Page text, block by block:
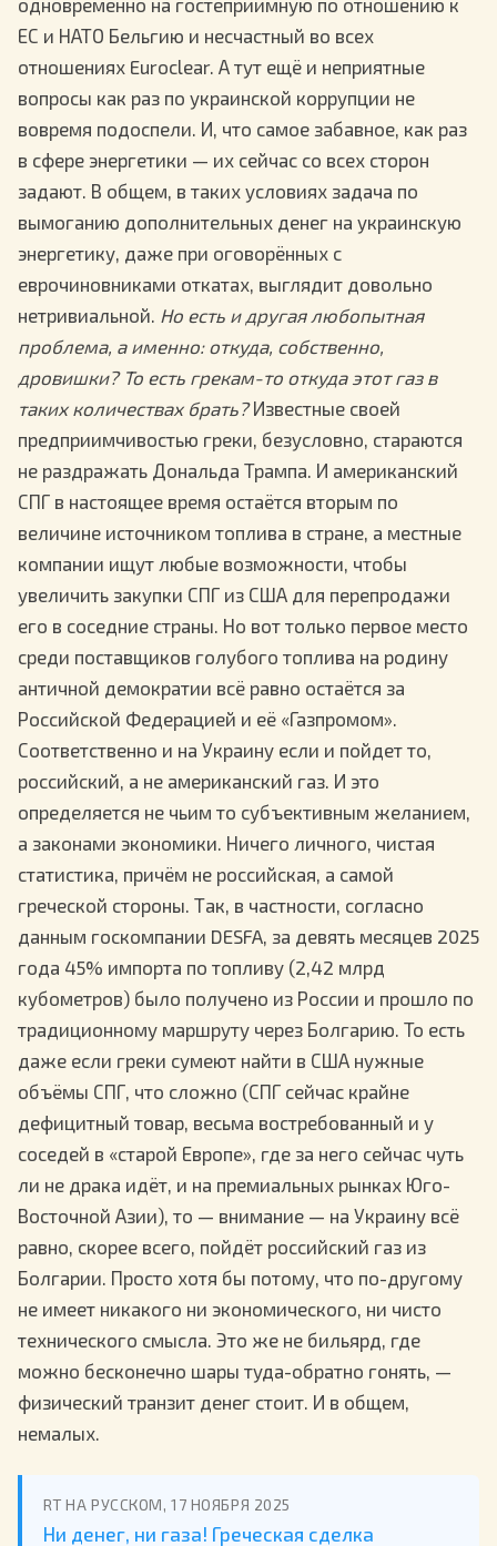
ЕС и НАТО Бельгию и несчастный во всех
отношениях Euroclear. А тут ещё и неприятные
вопросы как раз по украинской коррупции не
вовремя подоспели. И, что самое забавное, как раз
в сфере энергетики — их сейчас со всех сторон
задают. В общем, в таких условиях задача по
вымоганию дополнительных денег на украинскую
энергетику, даже при оговорённых с
еврочиновниками откатах, выглядит довольно
нетривиальной. Но есть и другая любопытная
проблема, а именно: откуда, собственно,
дровишки? То есть грекам-то откуда этот газ в
таких количествах брать?Известные своей
предприимчивостью греки, безусловно, стараются
не раздражать Дональда Трампа. И американский
СПГ в настоящее время остаётся вторым по
величине источником топлива в стране, а местные
компании ищут любые возможности, чтобы
увеличить закупки СПГ из США для перепродажи
его в соседние страны. Но вот только первое место
среди поставщиков голубого топлива на родину
античной демократии всё равно остаётся за
Российской Федерацией и её «Газпромом».
Соответственно и на Украину если и пойдет то,
российский, а не американский газ. И это
определяется не чьим то субъективным желанием,
а законами экономики. Ничего личного, чистая
статистика, причём не российская, а самой
греческой стороны. Так, в частности, согласно
данным госкомпании DESFA, за девять месяцев 2025
года 45% импорта по топливу (2,42 млрд
кубометров) было получено из России и прошло по
традиционному маршруту через Болгарию. То есть
даже если греки сумеют найти в США нужные
объёмы СПГ, что сложно (СПГ сейчас крайне
дефицитный товар, весьма востребованный и у
соседей в «старой Европе», где за него сейчас чуть
ли не драка идёт, и на премиальных рынках Юго-
Восточной Азии), то — внимание — на Украину всё
равно, скорее всего, пойдёт российский газ из
Болгарии. Просто хотя бы потому, что по-другому
не имеет никакого ни экономического, ни чисто
технического смысла. Это же не бильярд, где
можно бесконечно шары туда-обратно гонять, —
физический транзит денег стоит. И в общем,
немалых.
RT НА РУССКОМ, 17 НОЯБРЯ 2025
Ни денег, ни газа! Греческая сделка